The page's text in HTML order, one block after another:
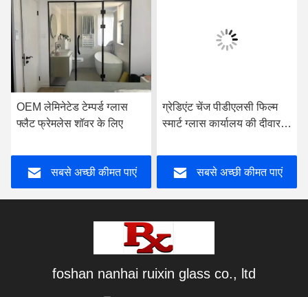
OEM लेमिनेटेड टेम्पर्ड ग्लास
फ्लैट फ्रेमलेस शॉवर के लिए
सबसे अच्छी कीमत पाएं
ग्रेडिएंट चेंज पीडीएलसी फिल्म
स्मार्ट ग्लास कार्यालय की दीवार के
सबसे अच्छी कीमत पाएं
foshan nanhai ruixin glass co., ltd